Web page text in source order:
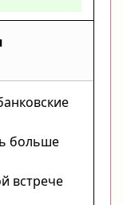
больше
встрече